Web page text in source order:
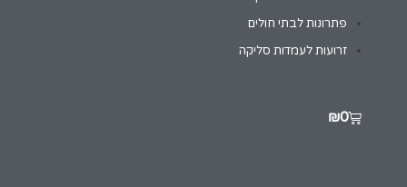
פתרונות לבתי חולים
זרועות לעמדות סליקה
₪0